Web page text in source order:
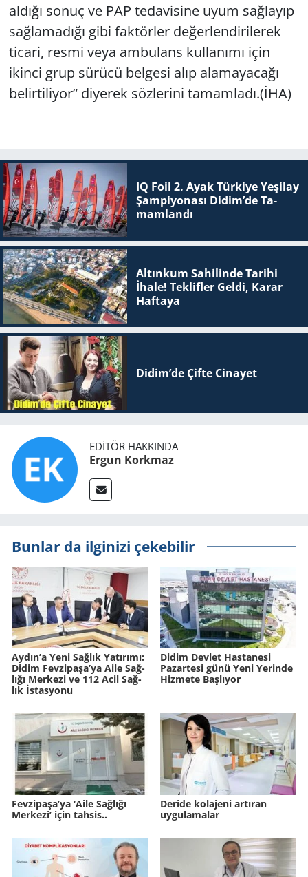
aldığı sonuç ve PAP tedavisine uyum sağlayıp
sağlamadığı gibi faktörler değerlendirilerek
ticari, resmi veya ambulans kullanımı için
ikinci grup sürücü belgesi alıp alamayacağı
belirtiliyor” diyerek sözlerini tamamladı.(İHA)
IQ Foil 2. Ayak Tür­ki­ye Ye­şi­lay
Şam­pi­yo­na­sı Didim’de Ta­
mam­lan­dı
Altınkum Sahilinde Tarihi
İhale! Teklifler Geldi, Karar
Haftaya
Didim’de Çifte Ci­na­yet
EDITÖR HAKKINDA
Ergun Korkmaz
Bunlar da ilginizi çekebilir
Aydın’a Yeni Sağ­lık Ya­tı­rı­mı:
Didim Fev­zi­pa­şa’ya Aile Sağ­
lı­ğı Mer­ke­zi ve 112 Acil Sağ­
lık İstas­yo­nu
Didim Devlet Hastanesi
Pazartesi günü Yeni Yerinde
Hizmete Başlıyor
Fevzipaşa’ya ‘Aile Sağlığı
Merkezi’ için tahsis..
Deride kolajeni artıran
uygulamalar